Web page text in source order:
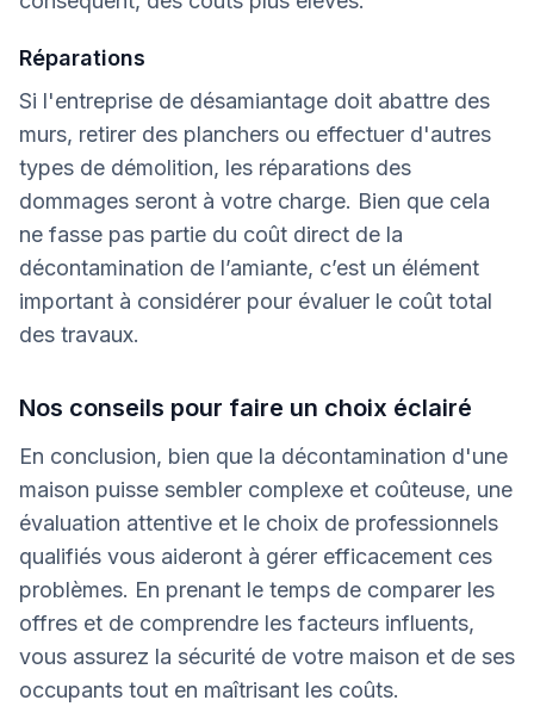
Réparations
Si l'entreprise de désamiantage doit abattre des
murs, retirer des planchers ou effectuer d'autres
types de démolition, les réparations des
dommages seront à votre charge. Bien que cela
ne fasse pas partie du coût direct de la
décontamination de l’amiante, c’est un élément
important à considérer pour évaluer le coût total
des travaux.
Nos conseils pour faire un choix éclairé
En conclusion, bien que la décontamination d'une
maison puisse sembler complexe et coûteuse, une
évaluation attentive et le choix de professionnels
qualifiés vous aideront à gérer efficacement ces
problèmes. En prenant le temps de comparer les
offres et de comprendre les facteurs influents,
vous assurez la sécurité de votre maison et de ses
occupants tout en maîtrisant les coûts.